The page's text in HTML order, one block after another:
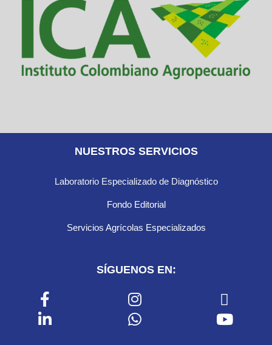
NUESTROS SERVICIOS
Laboratorio Especializado de Diagnóstico
Fondo Editorial
Servicios Agrícolas Especializados
SÍGUENOS EN: